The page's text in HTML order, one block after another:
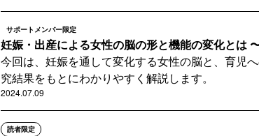
サポートメンバー限定
妊娠・出産による女性の脳の形と機能の変化とは
今回は、妊娠を通して変化する女性の脳と、育児
究結果をもとにわかりやすく解説します。
2024.07.09
読者限定